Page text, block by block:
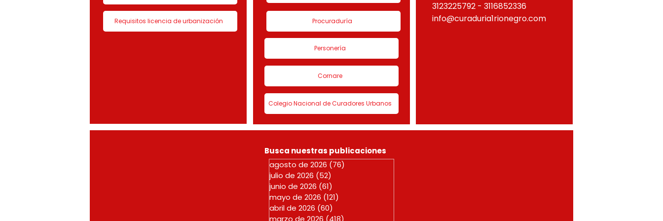
Requisitos licencia de urbanización Procuraduría
Personería
Cornare
Colegio Nacional de Curadores Urbanos
3123225792 - 3116852336
info@curaduria1rionegro.com
Busca nuestras publicaciones
agosto de 2026 (76)
julio de 2026 (52)
junio de 2026 (61)
mayo de 2026 (121)
abril de 2026 (60)